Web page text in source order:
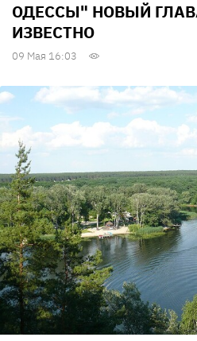
ОДЕССЫ" НОВЫЙ
ИЗВЕСТНО
09 Мая 16:03